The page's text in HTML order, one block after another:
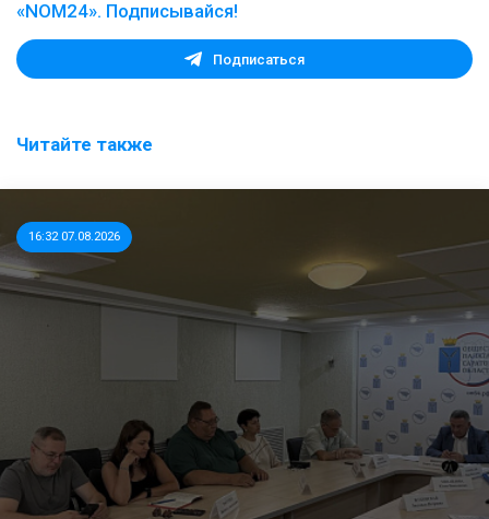
«NOM24». Подписывайся!
Подписаться
Читайте также
16:32 07.08.2026